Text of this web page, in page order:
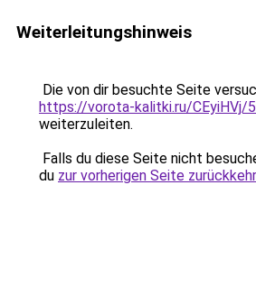
Weiterleitungshinweis
Die von dir besuchte Seite
https://vorota-kalitki.ru/CEyiHVj/
weiterzuleiten.
Falls du diese Seite nicht
du zur vorherigen Seite